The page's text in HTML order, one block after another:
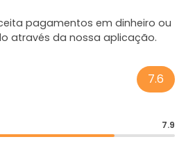
pagamentos em dinheiro ou
através da nossa aplicação.
7.6
7.9